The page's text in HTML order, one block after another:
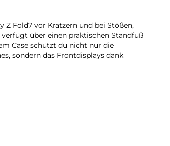
Z Fold7 vor Kratzern und bei Stößen,
über einen praktischen Standfuß
Case schützt du nicht nur die
sondern das Frontdisplays dank